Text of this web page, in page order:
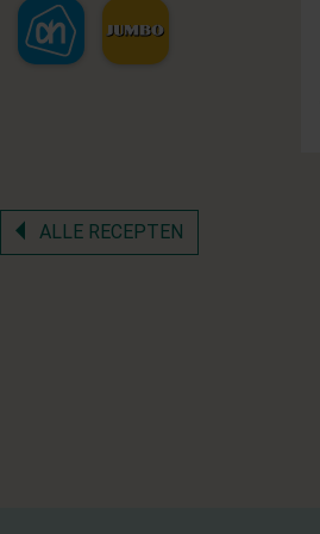
ALLE RECEPTEN